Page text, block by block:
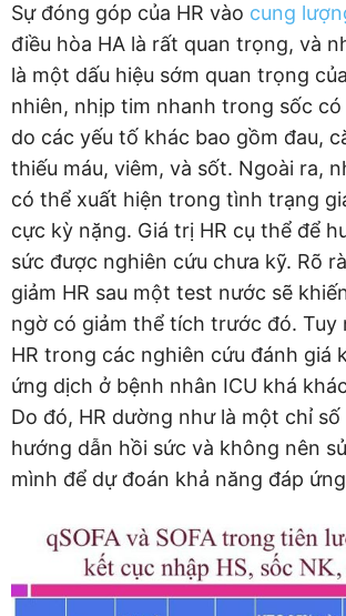
Sự đóng góp của HR vào cung
điều hòa HA là rất quan trọng, và
là một dấu hiệu sớm quan trọng
nhiên, nhịp tim nhanh trong sốc
do các yếu tố khác bao gồm đau,
thiếu máu, viêm, và sốt. Ngoài ra,
có thể xuất hiện trong tình trạng
cực kỳ nặng. Giá trị HR cụ thể để
sức được nghiên cứu chưa kỹ. Rõ
giảm HR sau một test nước sẽ
ngờ có giảm thể tích trước đó. Tuy
HR trong các nghiên cứu đánh giá
ứng dịch ở bệnh nhân ICU khá
Do đó, HR dường như là một chỉ
hướng dẫn hồi sức và không nên
mình để dự đoán khả năng đáp